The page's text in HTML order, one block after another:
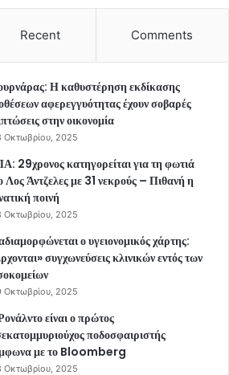
Recent Comments
Η καθυστέρηση εκδίκασης
αφερεγγυότητας έχουν σοβαρές
στην οικονομία
Οκτωβρίου, 2025
29χρονος κατηγορείται για τη φωτιά
Λος Άντζελες με 31 νεκρούς – Πιθανή η
ποινή
Οκτωβρίου, 2025
ο υγειονομικός χάρτης:
συγχωνεύσεις κλινικών εντός των
Οκτωβρίου, 2025
είναι ο πρώτος
ποδοσφαιριστής
με το Bloomberg
Οκτωβρίου, 2025